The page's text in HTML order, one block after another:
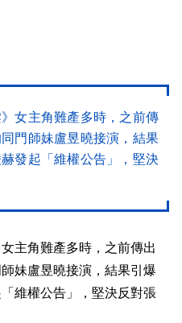
女主角難產多時，之前傳
門師妹盧昱曉接演，結果
發起「維權公告」，堅決
主角難產多時，之前傳出
妹盧昱曉接演，結果引爆
維權公告」，堅決反對張